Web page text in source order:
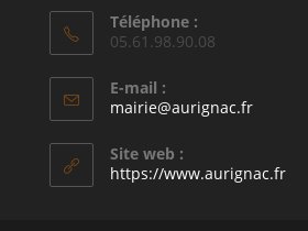
Téléphone :
05.61.98.90.08
E-mail :
mairie@aurignac.frS’ouvre
Site web :
https://www.aurignac.fr